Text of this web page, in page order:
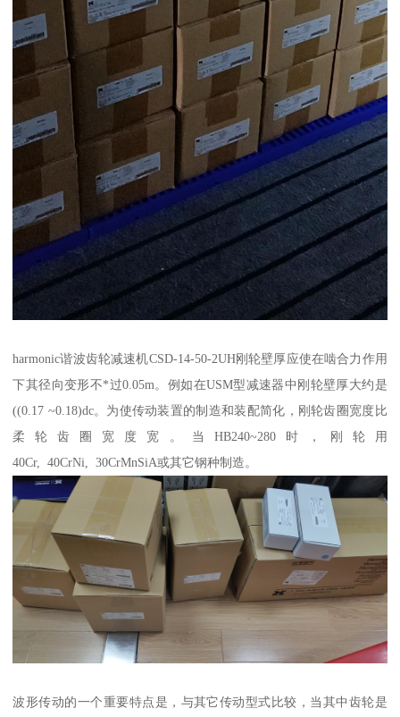
harmonic谐波齿轮减速机CSD-14-50-2UH刚轮壁厚应使在啮合力作用
下其径向变形不*过0.05m。例如在USM型减速器中刚轮壁厚大约是
((0.17 ~0.18)dc。为使传动装置的制造和装配简化，刚轮齿圈宽度比
柔轮齿圈宽度宽。当HB240~280时，刚轮用
40Cr, 40CrNi, 30CrMnSiA或其它钢种制造。
波形传动的一个重要特点是，与其它传动型式比较，当其中齿轮是